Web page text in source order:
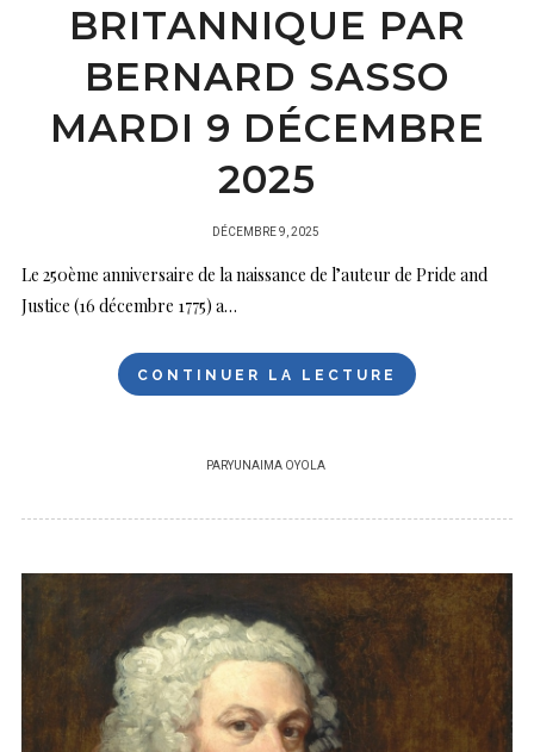
BRITANNIQUE PAR
BERNARD SASSO
MARDI 9 DÉCEMBRE
2025
PUBLIÉ
DÉCEMBRE 9, 2025
Le 250ème anniversaire de la naissance de l’auteur de Pride and
Justice (16 décembre 1775) a…
CONTINUER LA LECTURE
PARYUNAIMA OYOLA